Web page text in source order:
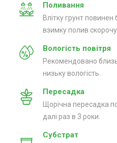
Поливання
Влітку грунт повинен
взимку полив
Вологість повітря
Рекомендовано
низьку вологість.
Пересадка
Щорічна пересадка
далі раз в 3 роки.
Субстрат